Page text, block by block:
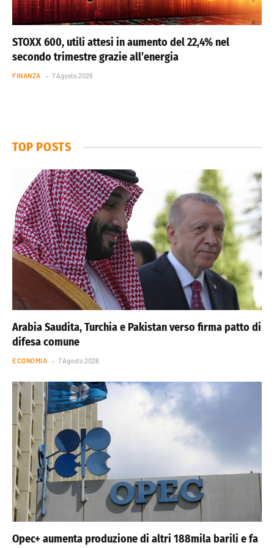
STOXX 600, utili attesi in aumento del 22,4% nel
secondo trimestre grazie all’energia
FINANZA 7 Agosto 2026
TOP POSTS
Arabia Saudita, Turchia e Pakistan verso firma patto di
difesa comune
ECONOMIA 7 Agosto 2026
Opec+ aumenta produzione di altri 188mila barili e fa